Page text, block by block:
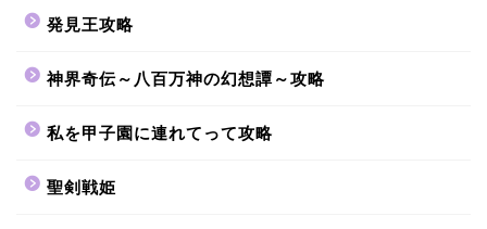
発見王攻略
神界奇伝～八百万神の幻想譚～攻略
私を甲子園に連れてって攻略
聖剣戦姫